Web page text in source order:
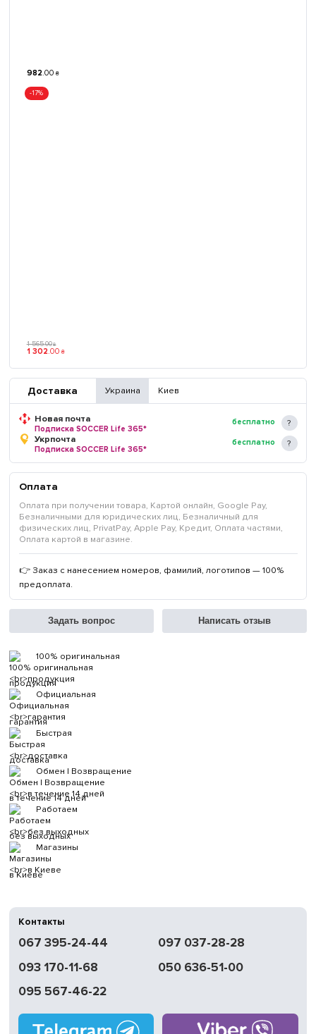
982.00 ₴
-17%
1 565.00 ₴
1 302.00 ₴
Доставка Украина Киев
Новая почта
Подписка SOCCER Life 365*
бесплатно
Укрпочта
Подписка SOCCER Life 365*
бесплатно
Оплата
Оплата при получении товара, Картой онлайн, Google Pay,
Безналичными для юридических лиц, Безналичный для
физических лиц, PrivatPay, Apple Pay, Кредит, Оплата частями,
Оплата картой в магазине.
👉 Заказ с нанесением номеров, фамилий, логотипов — 100%
предоплата.
Задать вопрос Написать отзыв
100% оригинальная
продукция
Официальная
гарантия
Быстрая
доставка
Обмен | Возвращение
в течение 14 дней
Работаем
без выходных
Магазины
в Киеве
Контакты
067 395-24-44
097 037-28-28
093 170-11-68
050 636-51-00
095 567-46-22